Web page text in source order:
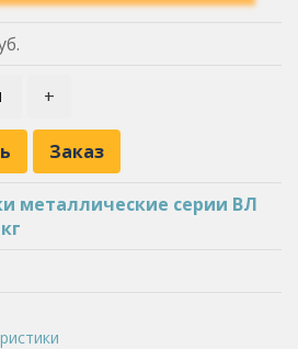
+
Заказ
металлические серии ВЛ